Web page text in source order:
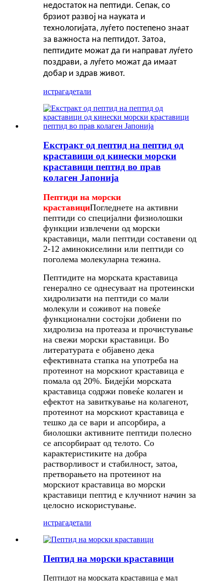
недостаток на пептиди. Сепак, со
брзиот развој на науката и
технологијата, луѓето постепено знаат
за важноста на пептидот. Затоа,
пептидите можат да ги направат луѓето
поздрави, а луѓето можат да имаат
добар и здрав живот.
истрагадетали
Екстракт од пептид на пептид од
краставици од кинески морски
краставици пептид во прав
колаген Јапонија
Пептиди на морски
краставициПогледнете на активни
пептиди со специјални физиолошки
функции извлечени од морски
краставици, мали пептиди составени од
2-12 аминокиселини или пептиди со
поголема молекуларна тежина.
Пептидите на морската краставица
генерално се однесуваат на протеински
хидролизати на пептиди со мали
молекули и соживот на повеќе
функционални состојки добиени по
хидролиза на протеаза и прочистување
на свежи морски краставици. Во
литературата е објавено дека
ефективната стапка на употреба на
протеинот на морскиот краставица е
помала од 20%. Бидејќи морската
краставица содржи повеќе колаген и
ефектот на завиткување на колагенот,
протеинот на морскиот краставица е
тешко да се вари и апсорбира, а
биолошки активните пептиди полесно
се апсорбираат од телото. Со
карактеристиките на добра
растворливост и стабилност, затоа,
претворањето на протеинот на
морскиот краставица во морски
краставици пептид е клучниот начин за
целосно искористување.
истрагадетали
Пептид на морски краставици
Пептидот на морската краставица е мал